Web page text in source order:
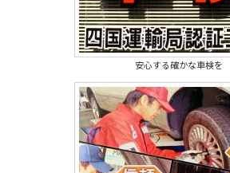
安心する確かな車検を